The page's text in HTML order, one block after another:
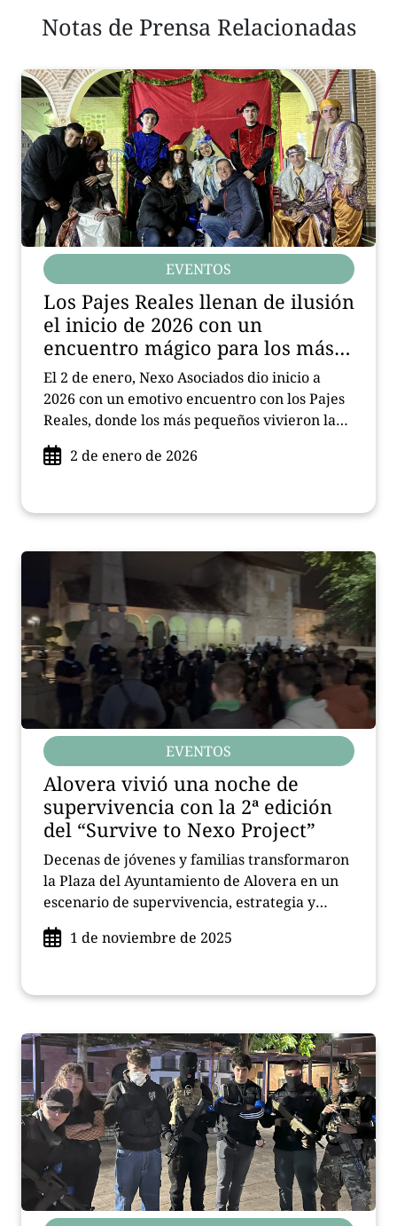
Notas de Prensa Relacionadas
EVENTOS
Los Pajes Reales llenan de ilusión
el inicio de 2026 con un
encuentro mágico para los más
pequeños
El 2 de enero, Nexo Asociados dio inicio a
2026 con un emotivo encuentro con los Pajes
Reales, donde los más pequeños vivieron la
magia de los Reyes Magos, compartiendo sus
deseos y creando recuerdos llenos de ilusión.
2 de enero de 2026
EVENTOS
Alovera vivió una noche de
supervivencia con la 2ª edición
del “Survive to Nexo Project”
Decenas de jóvenes y familias transformaron
la Plaza del Ayuntamiento de Alovera en un
escenario de supervivencia, estrategia y
cooperación durante la segunda edición del
“Survive to Nexo Project”
1 de noviembre de 2025